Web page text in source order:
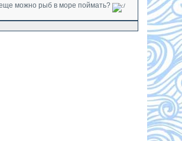
можно рыб в море поймать?